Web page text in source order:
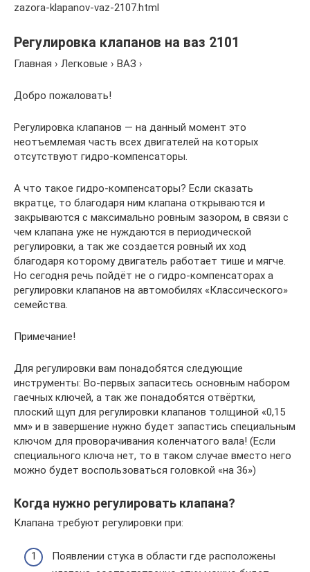
zazora-klapanov-vaz-2107.html
Регулировка клапанов на ваз 2101
Главная › Легковые › ВАЗ ›
Добро пожаловать!
Регулировка клапанов — на данный момент это
неотъемлемая часть всех двигателей на которых
отсутствуют гидро-компенсаторы.
А что такое гидро-компенсаторы? Если сказать
вкратце, то благодаря ним клапана открываются и
закрываются с максимально ровным зазором, в связи с
чем клапана уже не нуждаются в периодической
регулировки, а так же создается ровный их ход
благодаря которому двигатель работает тише и мягче.
Но сегодня речь пойдёт не о гидро-компенсаторах а
регулировки клапанов на автомобилях «Классического»
семейства.
Примечание!
Для регулировки вам понадобятся следующие
инструменты: Во-первых запаситесь основным набором
гаечных ключей, а так же понадобятся отвёртки,
плоский щуп для регулировки клапанов толщиной «0,15
мм» и в завершение нужно будет запастись специальным
ключом для проворачивания коленчатого вала! (Если
специального ключа нет, то в таком случае вместо него
можно будет воспользоваться головкой «на 36»)
Когда нужно регулировать клапана?
Клапана требуют регулировки при:
Появлении стука в области где расположены